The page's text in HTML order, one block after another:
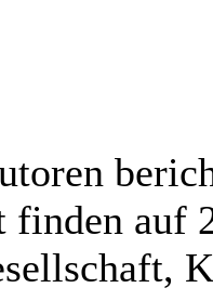
finden auf